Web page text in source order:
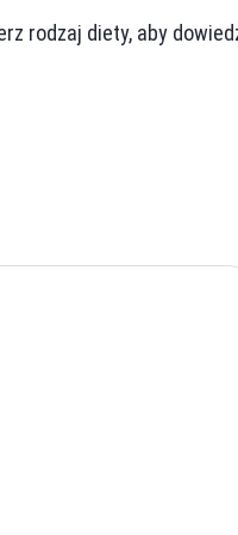
rodzaj diety, aby